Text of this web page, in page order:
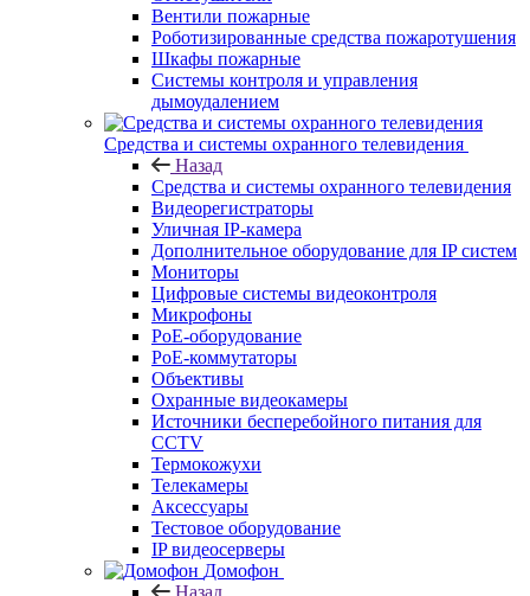
Вентили пожарные
Роботизированные средства пожаротушения
Шкафы пожарные
Системы контроля и управления
дымоудалением
Средства и системы охранного телевидения
Назад
Средства и системы охранного телевидения
Видеорегистраторы
Уличная IP-камера
Дополнительное оборудование для IP систем
Мониторы
Цифровые системы видеоконтроля
Микрофоны
PoE-оборудование
PoE-коммутаторы
Объективы
Охранные видеокамеры
Источники бесперебойного питания для
CCTV
Термокожухи
Телекамеры
Аксессуары
Тестовое оборудование
IP видеосерверы
Домофон
Назад